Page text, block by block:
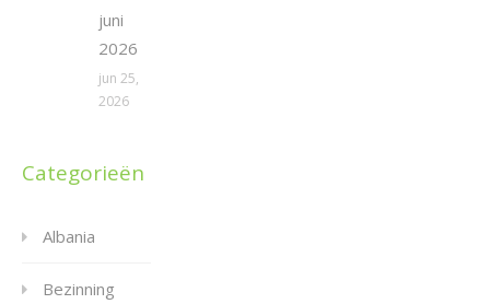
juni
2026
jun 25,
2026
Categorieën
Albania
Bezinning